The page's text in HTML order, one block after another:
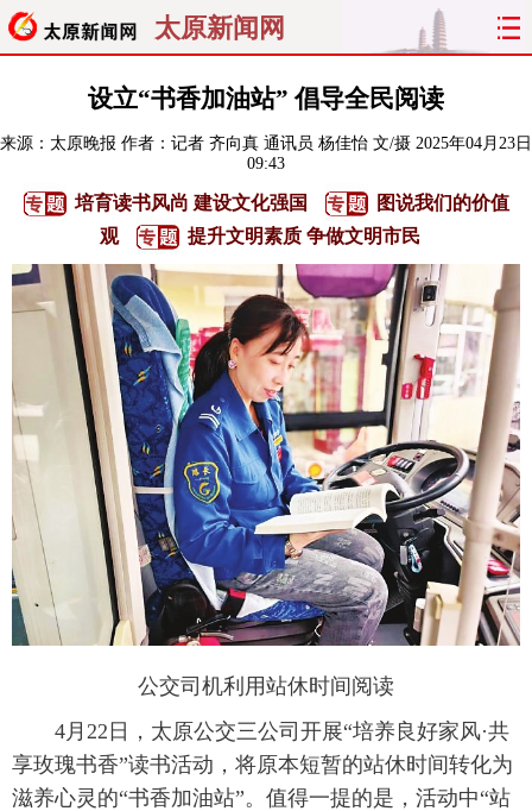
太原新闻网
聚焦 太原
经济 关注 文明 出行
纵横 曝光 综合 专题
旅游 理财 政务 教育
看天下 晋月读 最太原 网罗民生
太原日报 太原晚报 热评 社区
设立“书香加油站” 倡导全民阅读
来源： 太原晚报 作者：记者 齐向真 通讯员 杨佳怡 文/摄 2025年04月23日
09:43
培育读书风尚 建设文化强国
图说我们的价值
观
提升文明素质 争做文明市民
公交司机利用站休时间阅读
4月22日，太原公交三公司开展“培养良好家风·共
享玫瑰书香”读书活动，将原本短暂的站休时间转化为
滋养心灵的“书香加油站”。值得一提的是，活动中“站